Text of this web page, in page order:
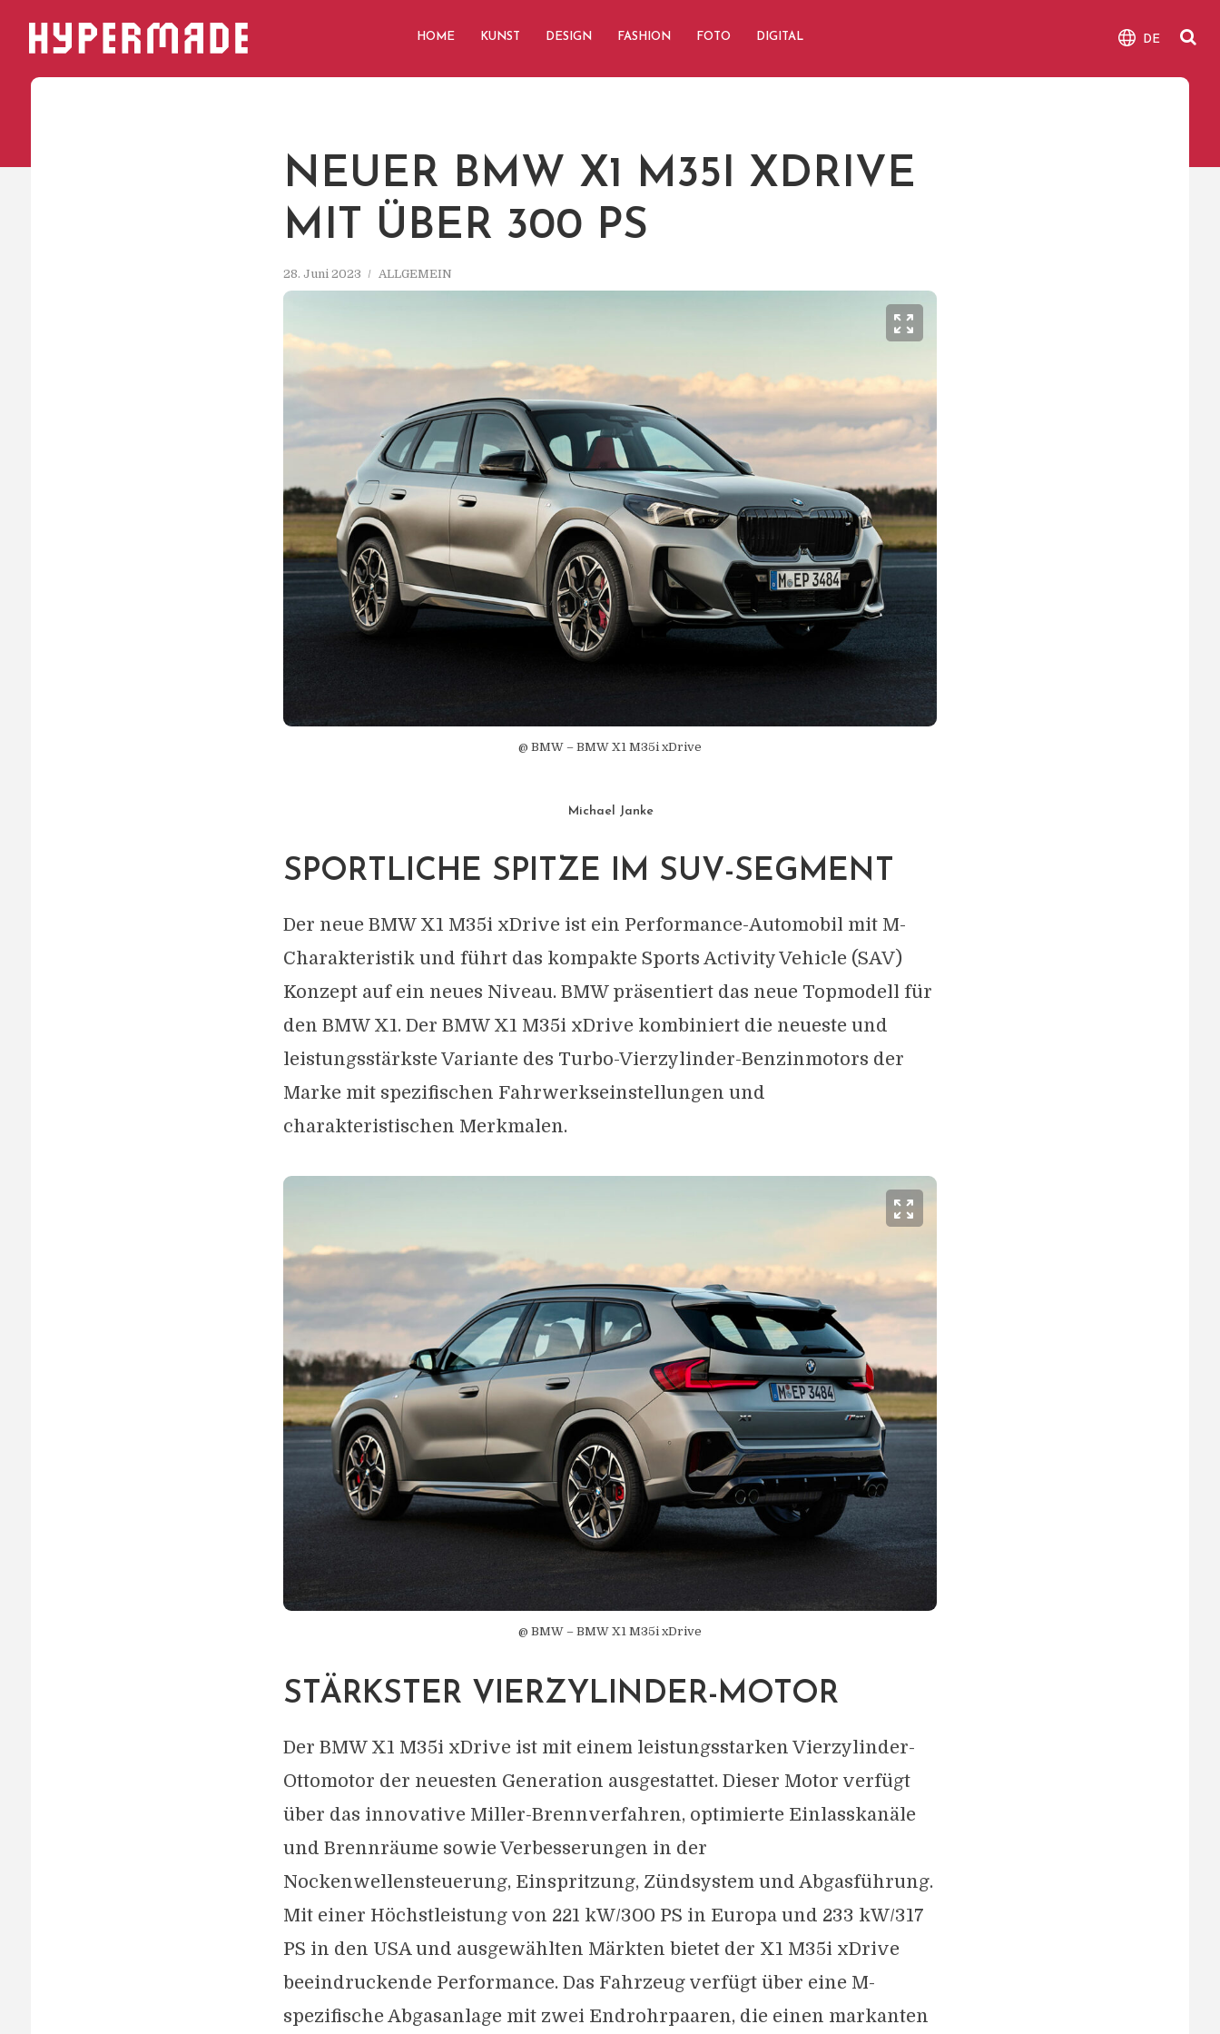
HYPERMADE HOME KUNST DESIGN FASHION FOTO DIGITAL DE
NEUER BMW X1 M35I XDRIVE
MIT ÜBER 300 PS
28. Juni 2023 ALLGEMEIN
@ BMW – BMW X1 M35i xDrive
Michael Janke
SPORTLICHE SPITZE IM SUV-SEGMENT
Der neue BMW X1 M35i xDrive ist ein Performance-Automobil mit M-
Charakteristik und führt das kompakte Sports Activity Vehicle (SAV)
Konzept auf ein neues Niveau. BMW präsentiert das neue Topmodell für
den BMW X1. Der BMW X1 M35i xDrive kombiniert die neueste und
leistungsstärkste Variante des Turbo-Vierzylinder-Benzinmotors der
Marke mit spezifischen Fahrwerkseinstellungen und
charakteristischen Merkmalen.
@ BMW – BMW X1 M35i xDrive
STÄRKSTER VIERZYLINDER-MOTOR
Der BMW X1 M35i xDrive ist mit einem leistungsstarken Vierzylinder-
Ottomotor der neuesten Generation ausgestattet. Dieser Motor verfügt
über das innovative Miller-Brennverfahren, optimierte Einlasskanäle
und Brennräume sowie Verbesserungen in der
Nockenwellensteuerung, Einspritzung, Zündsystem und Abgasführung.
Mit einer Höchstleistung von 221 kW/300 PS in Europa und 233 kW/317
PS in den USA und ausgewählten Märkten bietet der X1 M35i xDrive
beeindruckende Performance. Das Fahrzeug verfügt über eine M-
spezifische Abgasanlage mit zwei Endrohrpaaren, die einen markanten